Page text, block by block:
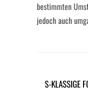
bestimmten
jedoch auch
S-KLASSIGE